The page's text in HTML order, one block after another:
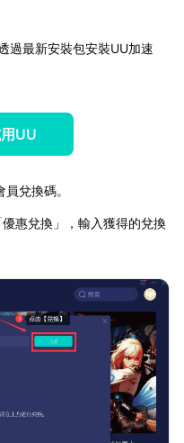
過最新安裝包安裝UU加速
UU
兌換碼。
惠兌換」，輸入獲得的兌換